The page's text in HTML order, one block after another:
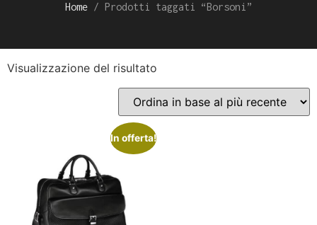
Home / Prodotti taggati “Borsoni”
Visualizzazione del risultato
In offerta!